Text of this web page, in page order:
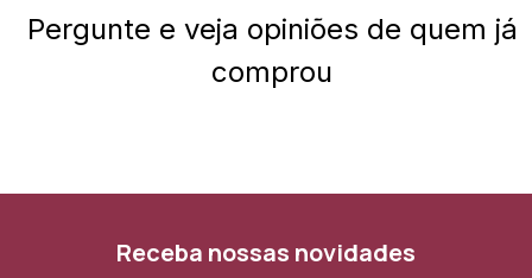
Pergunte e veja opiniões de quem já
comprou
Receba nossas novidades